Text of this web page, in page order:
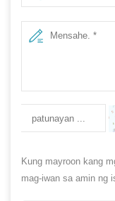
Kung mayroon kang
mag-iwan sa amin ng